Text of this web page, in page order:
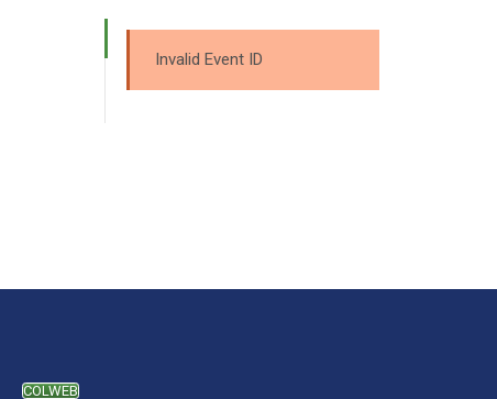
Invalid Event ID
COLWEB